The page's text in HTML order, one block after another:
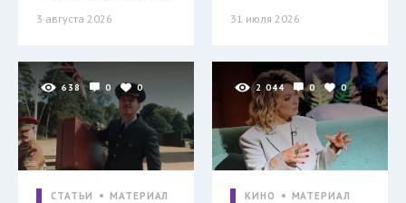
3 августа 2026 31 июля 2026
638 0 0
СТАТЬИ МАТЕРИАЛ
2 044 0 0
КИНО МАТЕРИАЛ